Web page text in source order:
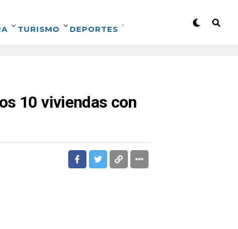
TURISMO DEPORTES
10 viviendas con